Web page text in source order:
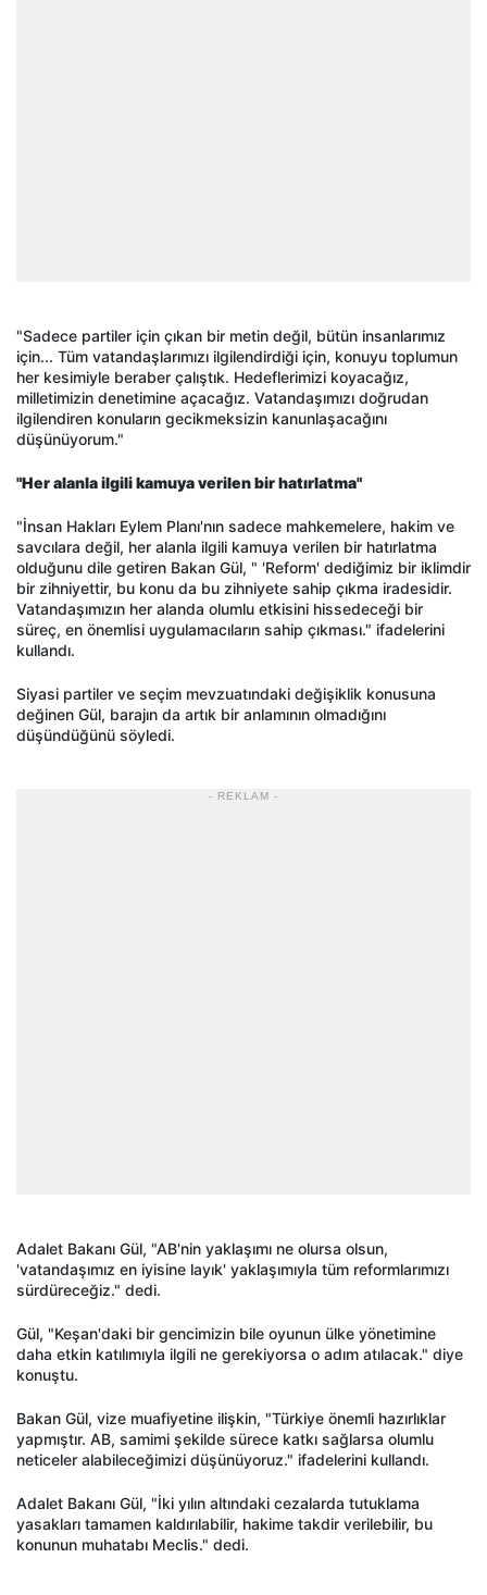
"Sadece partiler için çıkan bir metin değil, bütün insanlarımız
için... Tüm vatandaşlarımızı ilgilendirdiği için, konuyu toplumun
her kesimiyle beraber çalıştık. Hedeflerimizi koyacağız,
milletimizin denetimine açacağız. Vatandaşımızı doğrudan
ilgilendiren konuların gecikmeksizin kanunlaşacağını
düşünüyorum."
"Her alanla ilgili kamuya verilen bir hatırlatma"
"İnsan Hakları Eylem Planı'nın sadece mahkemelere, hakim ve
savcılara değil, her alanla ilgili kamuya verilen bir hatırlatma
olduğunu dile getiren Bakan Gül, " 'Reform' dediğimiz bir iklimdir
bir zihniyettir, bu konu da bu zihniyete sahip çıkma iradesidir.
Vatandaşımızın her alanda olumlu etkisini hissedeceği bir
süreç, en önemlisi uygulamacıların sahip çıkması." ifadelerini
kullandı.
Siyasi partiler ve seçim mevzuatındaki değişiklik konusuna
değinen Gül, barajın da artık bir anlamının olmadığını
düşündüğünü söyledi.
- REKLAM -
Adalet Bakanı Gül, "AB'nin yaklaşımı ne olursa olsun,
'vatandaşımız en iyisine layık' yaklaşımıyla tüm reformlarımızı
sürdüreceğiz." dedi.
Gül, "Keşan'daki bir gencimizin bile oyunun ülke yönetimine
daha etkin katılımıyla ilgili ne gerekiyorsa o adım atılacak." diye
konuştu.
Bakan Gül, vize muafiyetine ilişkin, "Türkiye önemli hazırlıklar
yapmıştır. AB, samimi şekilde sürece katkı sağlarsa olumlu
neticeler alabileceğimizi düşünüyoruz." ifadelerini kullandı.
Adalet Bakanı Gül, "İki yılın altındaki cezalarda tutuklama
yasakları tamamen kaldırılabilir, hakime takdir verilebilir, bu
konunun muhatabı Meclis." dedi.